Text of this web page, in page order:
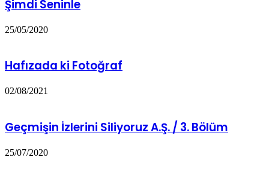
Şimdi Seninle
25/05/2020
Hafızada ki Fotoğraf
02/08/2021
Geçmişin İzlerini Siliyoruz A.Ş. / 3. Bölüm
25/07/2020